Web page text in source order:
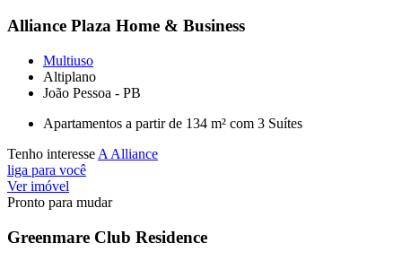
Alliance Plaza Home & Business
Multiuso
Altiplano
João Pessoa - PB
Apartamentos a partir de 134 m² com 3 Suítes
Tenho interesse A Alliance
liga para você
Ver imóvel
Pronto para mudar
Greenmare Club Residence